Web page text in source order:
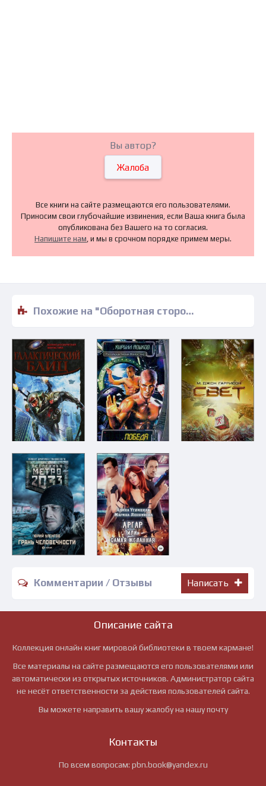
Вы автор?
Жалоба
Все книги на сайте размещаются его пользователями.
Приносим свои глубочайшие извинения, если Ваша книга была
опубликована без Вашего на то согласия.
Напишите нам, и мы в срочном порядке примем меры.
Похожие на "Оборотная сторона Бога - Сергей Иванов" книги читать бесплатно полные версии
Комментарии / Отзывы Написать
Описание сайта
Коллекция онлайн книг мировой библиотеки в твоем кармане!
Все материалы на сайте размещаются его пользователями или
автоматически из открытых источников. Администратор сайта
не несёт ответственности за действия пользователей сайта.
Вы можете направить вашу жалобу на нашу почту
Контакты
По всем вопросам: pbn.book@yandex.ru